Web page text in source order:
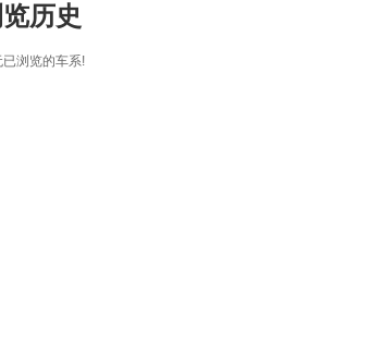
历史
已浏览的车系!